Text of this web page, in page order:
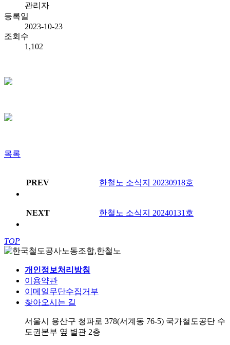
관리자
등록일
2023-10-23
조회수
1,102
목록
PREV 한철노 소식지 20230918호
NEXT 한철노 소식지 20240131호
TOP
개인정보처리방침
이용약관
이메일무단수집거부
찾아오시는 길
서울시 용산구 청파로 378(서계동 76-5) 국가철도공단 수
도권본부 옆 별관 2층